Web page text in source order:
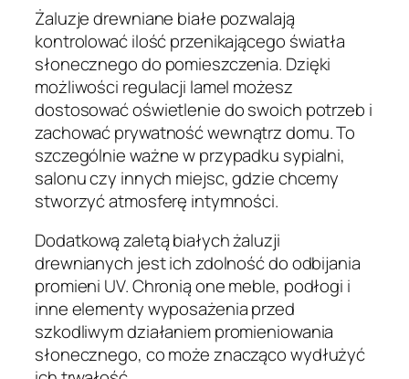
Żaluzje drewniane białe pozwalają
kontrolować ilość przenikającego światła
słonecznego do pomieszczenia. Dzięki
możliwości regulacji lamel możesz
dostosować oświetlenie do swoich potrzeb i
zachować prywatność wewnątrz domu. To
szczególnie ważne w przypadku sypialni,
salonu czy innych miejsc, gdzie chcemy
stworzyć atmosferę intymności.
Dodatkową zaletą białych żaluzji
drewnianych jest ich zdolność do odbijania
promieni UV. Chronią one meble, podłogi i
inne elementy wyposażenia przed
szkodliwym działaniem promieniowania
słonecznego, co może znacząco wydłużyć